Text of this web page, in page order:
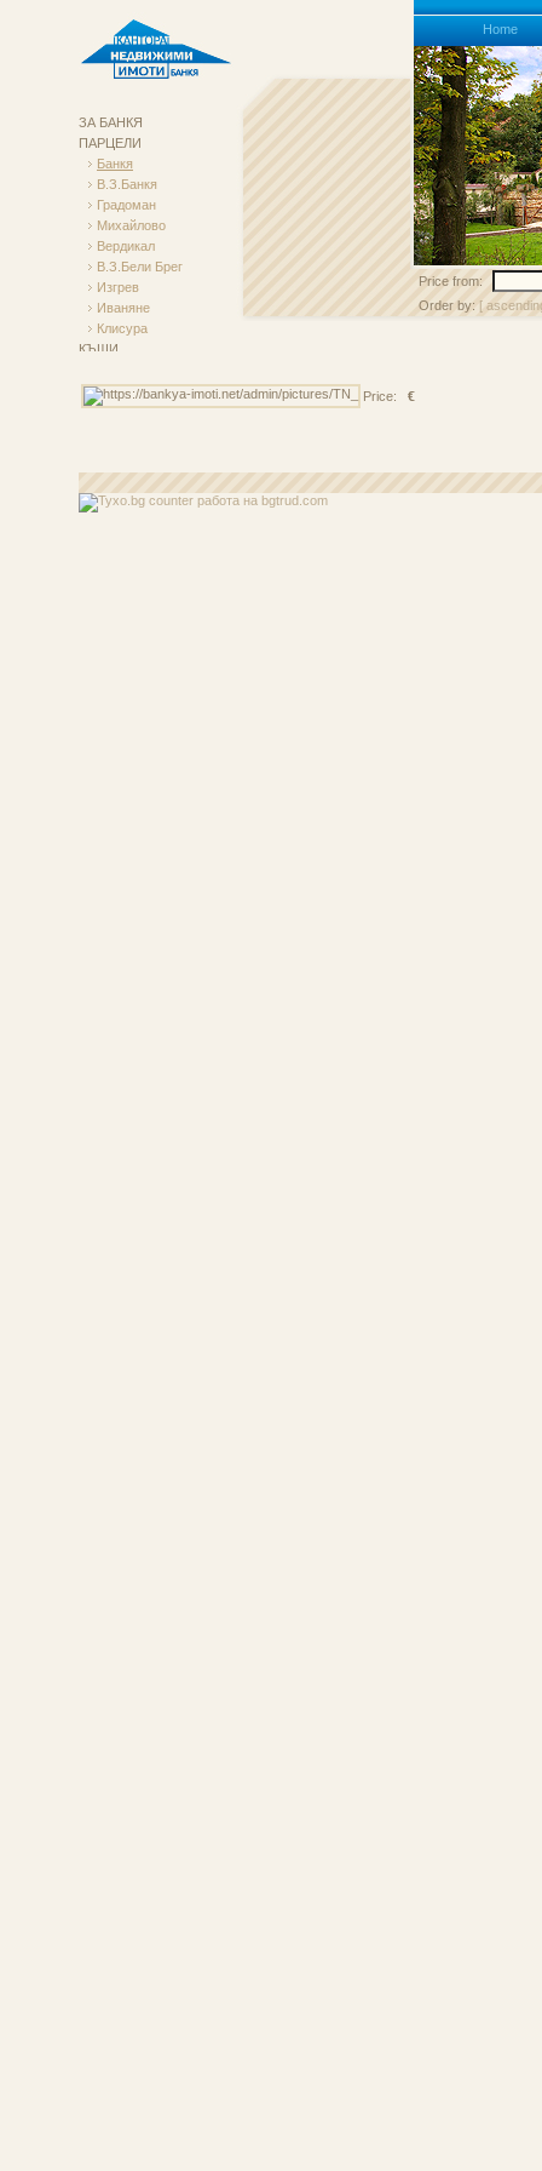
ЗА БАНКЯ
ПАРЦЕЛИ
Банкя
В.з.Банкя
Градоман
Михайлово
Вердикал
В.з.Бели Брег
Изгрев
Иваняне
Клисура
КЪЩИ
Търговски Обекти
НАЕМИ
Homе
Price from:
Order by: [
Price: €
работа на bgtrud.com